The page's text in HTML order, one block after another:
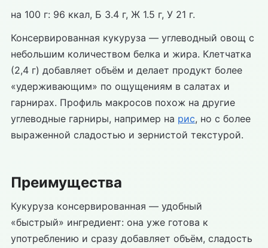
на 100 г: 96 ккал, Б 3.4 г, Ж 1.5 г, У 21 г.
Консервированная кукуруза — углеводный овощ с
небольшим количеством белка и жира. Клетчатка
(2,4 г) добавляет объём и делает продукт более
«удерживающим» по ощущениям в салатах и
гарнирах. Профиль макросов похож на другие
углеводные гарниры, например на рис, но с более
выраженной сладостью и зернистой текстурой.
Преимущества
Кукуруза консервированная — удобный
«быстрый» ингредиент: она уже готова к
употреблению и сразу добавляет объём, сладость